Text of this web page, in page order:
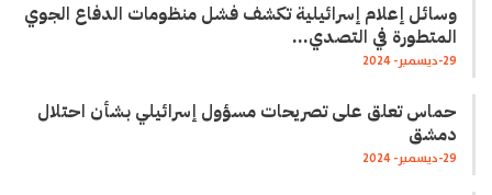
وسائل إعلام إسرائيلية تكشف فشل منظومات الدفاع الجوي
المتطورة في التصدي…
29-ديسمبر- 2024
حماس تعلق على تصريحات مسؤول إسرائيلي بشأن احتلال
دمشق
29-ديسمبر- 2024